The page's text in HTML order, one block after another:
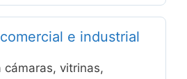
e industrial
cámaras, vitrinas,